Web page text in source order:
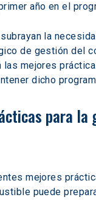
año en el
la
de gestión del
las mejores
dicho
para la
mejores
puede